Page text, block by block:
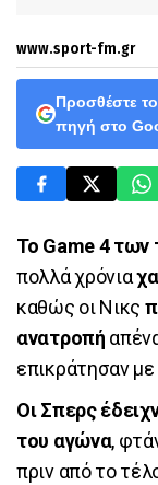
www.sport-fm.gr
Προσθέστε
πηγή στο
Το Game 4 των
πολλά χρόνια
καθώς οι Νικς
ανατροπή
επικράτησαν με
Οι Σπερς
του αγώνα,
πριν από το